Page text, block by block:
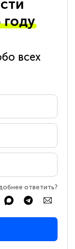
году
всех
ответить?